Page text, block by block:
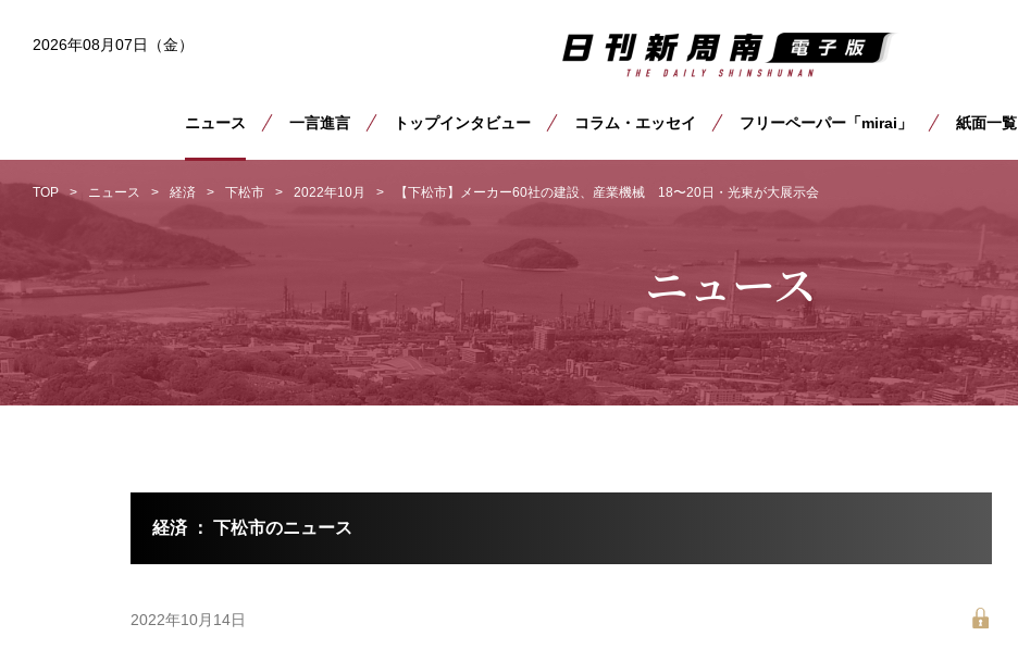
2026年08月07日（金）
ニュース 一言進言 トップインタビュー コラム・エッセイ フリーペーパー「mirai」 紙面一覧
TOP ニュース 経済 下松市 2022年10月 【下松市】メーカー60社の建設、産業機械 18〜20日・光東が大展示会
ニュース
経済 ： 下松市のニュース
2022年10月14日